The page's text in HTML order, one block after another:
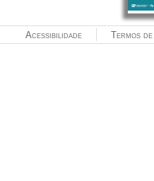
Termos
Acessibilidade